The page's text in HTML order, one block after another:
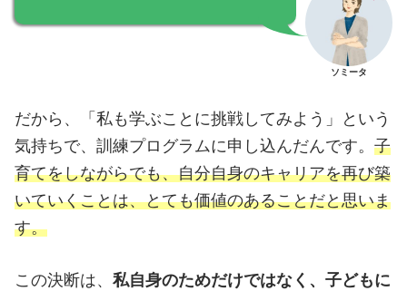
ソミータ
だから、「私も学ぶことに挑戦してみよう」という
気持ちで、訓練プログラムに申し込んだんです。 子
育てをしながらでも、自分自身のキャリアを再び築
いていくことは、とても価値のあることだと思いま
す。
この決断は、 私自身のためだけではなく、子どもに